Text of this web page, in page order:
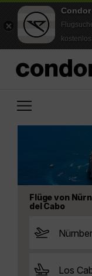
Flüge von
del Cabo